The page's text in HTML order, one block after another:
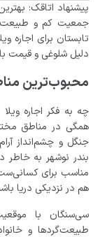
پیشنهاد اتاقک:
جمعیت کم و طبیعت
تابستان برای اجاره
دلیل شلوغی و قیمت
محبوب‌ترین
چه به فکر اجاره
همگی در مناطق
جنگل و چشم‌انداز
بندر نوشهر به‌ خاطر
مناسب برای
هم در نزدیکی دریا
سی‌سنگان با
طبیعت‌گردها و